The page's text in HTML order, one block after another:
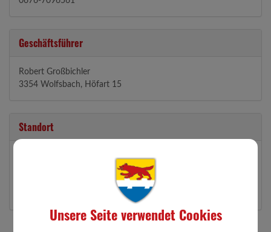
Geschäftsführer
Robert Großbichler
3354 Wolfsbach, Höfart 15
Standort
Unsere Seite verwendet Cookies